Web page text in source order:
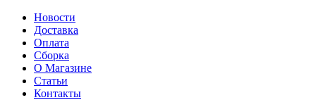
Новости
Доставка
Оплата
Сборка
О Магазине
Статьи
Контакты